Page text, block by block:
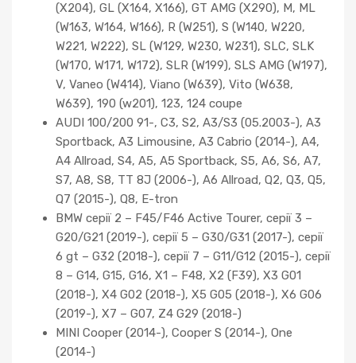
(X204), GL (X164, X166), GT AMG (X290), M, ML
(W163, W164, W166), R (W251), S (W140, W220,
W221, W222), SL (W129, W230, W231), SLC, SLK
(W170, W171, W172), SLR (W199), SLS AMG (W197),
V, Vaneo (W414), Viano (W639), Vito (W638,
W639), 190 (w201), 123, 124 coupe
AUDI 100/200 91-, C3, S2, A3/S3 (05.2003-), A3
Sportback, A3 Limousine, A3 Cabrio (2014-), A4,
A4 Allroad, S4, A5, A5 Sportback, S5, A6, S6, A7,
S7, A8, S8, TT 8J (2006-), A6 Allroad, Q2, Q3, Q5,
Q7 (2015-), Q8, E-tron
BMW серії 2 – F45/F46 Active Tourer, серії 3 –
G20/G21 (2019-), серії 5 – G30/G31 (2017-), серії
6 gt – G32 (2018-), серії 7 – G11/G12 (2015-), серії
8 – G14, G15, G16, X1 – F48, X2 (F39), X3 G01
(2018-), X4 G02 (2018-), X5 G05 (2018-), X6 G06
(2019-), X7 – G07, Z4 G29 (2018-)
MINI Cooper (2014-), Cooper S (2014-), One
(2014-)